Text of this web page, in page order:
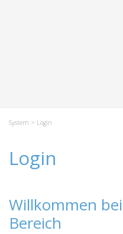
System > Login
Login
Willkommen
Bereich